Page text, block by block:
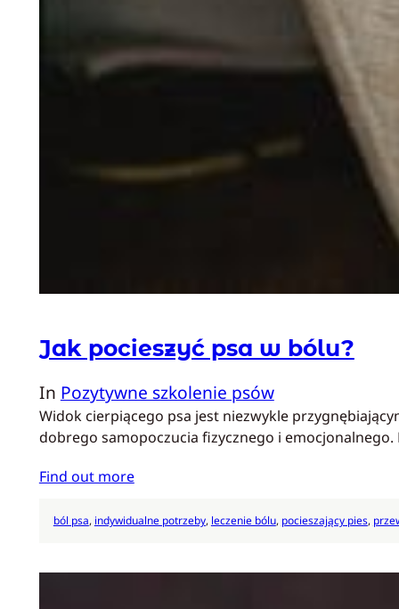
Jak pocieszyć psa w bólu?
In Pozytywne szkolenie psów
Widok cierpiącego psa jest niezwykle
dobrego samopoczucia fizycznego i
Find out more
ból psa, indywidualne potrzeby, leczenie bólu, pocieszający pies,